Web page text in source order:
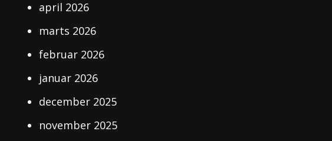
april 2026
marts 2026
februar 2026
januar 2026
december 2025
november 2025